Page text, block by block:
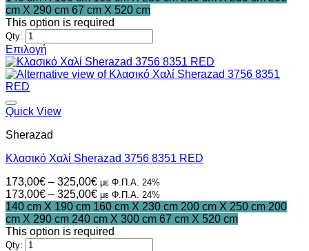
through
377,00€
239,00€
through
cm X 290 cm 67 cm X 520 cm
This option is required
Qty:
Επιλογή
Αυτό
το
προϊόν
έχει
πολλαπλές
Οι
μπορούν
επιλεγούν
στη
σελίδα
του
προϊόντος
Quick View
Sherazad
Κλασικό Χαλί Sherazad 3756 8351 RED
173,00€ – 325,00€Price
range:
173,00€
through
325,00€
με Φ.Π.Α. 24%
173,00€ – 325,00€Price
range:
173,00€
through
με Φ.Π.Α. 24%
140 cm X 190 cm 160 cm X 230 cm 200 cm X 250 cm 200
cm X 290 cm 240 cm X 300 cm 67 cm X 520 cm
This option is required
Qty: